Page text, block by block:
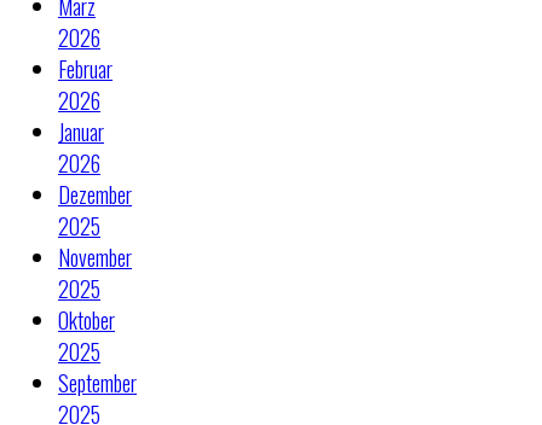
März
2026
Februar
2026
Januar
2026
Dezember
2025
November
2025
Oktober
2025
September
2025